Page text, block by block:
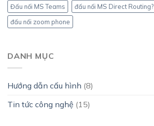
Đấu nối MS Teams
đấu nối MS Direct Routing?
đấu nối zoom phone
DANH MỤC
Hướng dẫn cấu hình (8)
Tin tức công nghệ (15)